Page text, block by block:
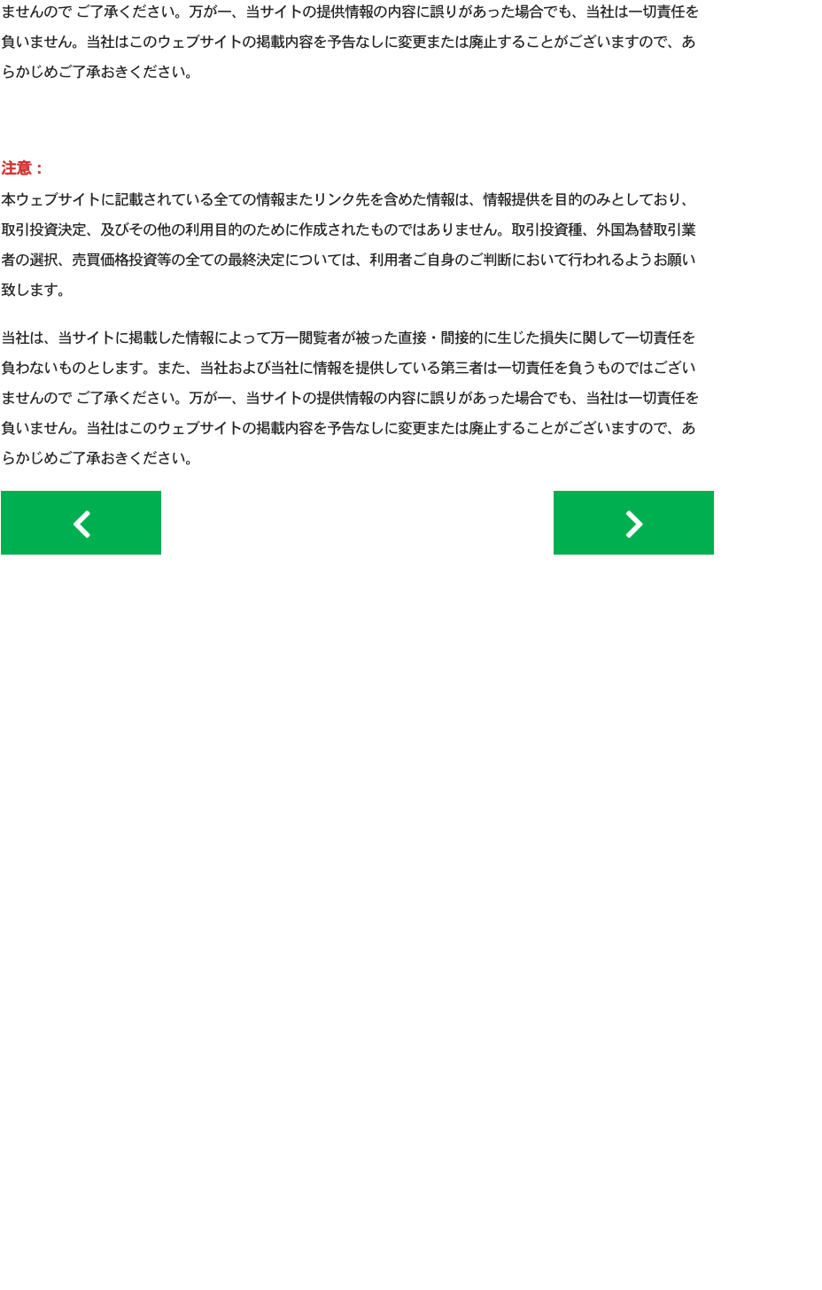
ませんので ご了承ください。万が一、当サイトの提供情報の内容に誤りがあった場合でも、当社は一切責任を
負いません。当社はこのウェブサイトの掲載内容を予告なしに変更または廃止することがございますので、あ
らかじめご了承おきください。
注意：
本ウェブサイトに記載されている全ての情報またリンク先を含めた情報は、情報提供を目的のみとしており、
取引投資決定、及びその他の利用目的のために作成されたものではありません。取引投資種、外国為替取引業
者の選択、売買価格投資等の全ての最終決定については、利用者ご自身のご判断において行われるようお願い
致します。
当社は、当サイトに掲載した情報によって万一閲覧者が被った直接・間接的に生じた損失に関して一切責任を
負わないものとします。また、当社および当社に情報を提供している第三者は一切責任を負うものではござい
ませんので ご了承ください。万が一、当サイトの提供情報の内容に誤りがあった場合でも、当社は一切責任を
負いません。当社はこのウェブサイトの掲載内容を予告なしに変更または廃止することがございますので、あ
らかじめご了承おきください。